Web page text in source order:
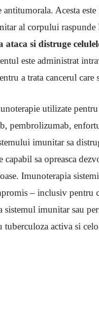
Acesta
al corpului
ataca si distruge
este administrat
a trata cancerul care
utilizate
pembrolizumab,
imunitar sa
sa opreasca
Imunoterapia
– inclusiv pentru
sistemul imunitar sau
activa si